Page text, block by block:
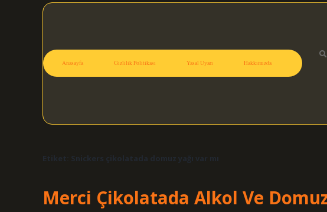
Anasayfa Gizlilik Politikası Yasal Uyarı Hakkımızda
Etiket: Snickers çikolatada domuz yağı var mı
Merci Çikolatada Alkol Ve Domuz